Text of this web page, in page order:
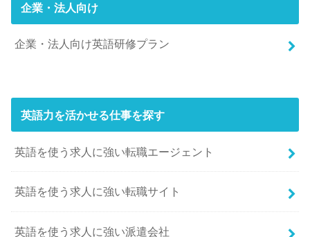
企業・法人向け
企業・法人向け英語研修プラン
英語力を活かせる仕事を探す
英語を使う求人に強い転職エージェント
英語を使う求人に強い転職サイト
英語を使う求人に強い派遣会社